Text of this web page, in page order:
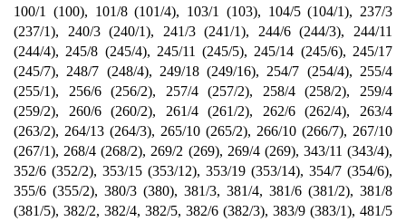
100/1 (100), 101/8 (101/4), 103/1 (103), 104/5 (104/1), 237/3
(237/1), 240/3 (240/1), 241/3 (241/1), 244/6 (244/3), 244/11
(244/4), 245/8 (245/4), 245/11 (245/5), 245/14 (245/6), 245/17
(245/7), 248/7 (248/4), 249/18 (249/16), 254/7 (254/4), 255/4
(255/1), 256/6 (256/2), 257/4 (257/2), 258/4 (258/2), 259/4
(259/2), 260/6 (260/2), 261/4 (261/2), 262/6 (262/4), 263/4
(263/2), 264/13 (264/3), 265/10 (265/2), 266/10 (266/7), 267/10
(267/1), 268/4 (268/2), 269/2 (269), 269/4 (269), 343/11 (343/4),
352/6 (352/2), 353/15 (353/12), 353/19 (353/14), 354/7 (354/6),
355/6 (355/2), 380/3 (380), 381/3, 381/4, 381/6 (381/2), 381/8
(381/5), 382/2, 382/4, 382/5, 382/6 (382/3), 383/9 (383/1), 481/5